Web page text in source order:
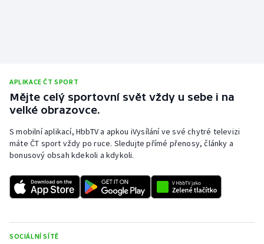
APLIKACE ČT SPORT
Mějte celý sportovní svět vždy u sebe i na
velké obrazovce.
S mobilní aplikací, HbbTV a apkou iVysílání ve své chytré televizi
máte ČT sport vždy po ruce. Sledujte přímé přenosy, články a
bonusový obsah kdekoli a kdykoli.
SOCIÁLNÍ SÍTĚ